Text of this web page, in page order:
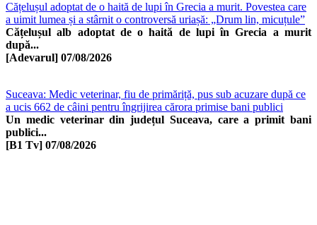
Cățelușul adoptat de o haită de lupi în Grecia a murit. Povestea care
a uimit lumea și a stârnit o controversă uriașă: „Drum lin, micuțule”
Cățelușul alb adoptat de o haită de lupi în Grecia a murit
după...
[Adevarul] 07/08/2026
Suceava: Medic veterinar, fiu de primăriță, pus sub acuzare după ce
a ucis 662 de câini pentru îngrijirea cărora primise bani publici
Un medic veterinar din județul Suceava, care a primit bani
publici...
[B1 Tv] 07/08/2026